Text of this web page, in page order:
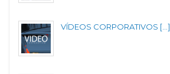
VÍDEOS CORPORATIVOS [...]